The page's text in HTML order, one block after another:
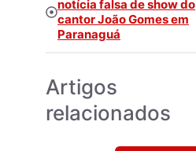
notícia falsa de show do
cantor João Gomes em
Paranaguá
Artigos
relacionados